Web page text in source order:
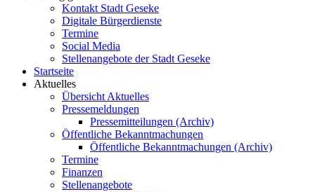
Kontakt Stadt Geseke
Digitale Bürgerdienste
Termine
Social Media
Stellenangebote der Stadt Geseke
Startseite
Aktuelles
Übersicht Aktuelles
Pressemeldungen
Pressemitteilungen (Archiv)
Öffentliche Bekanntmachungen
Öffentliche Bekanntmachungen (Archiv)
Termine
Finanzen
Stellenangebote